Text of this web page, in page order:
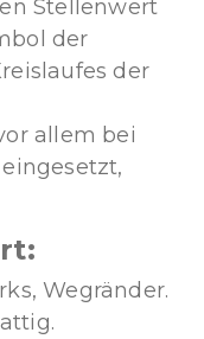
Stellenwert
der
der
allem bei
Wegränder.